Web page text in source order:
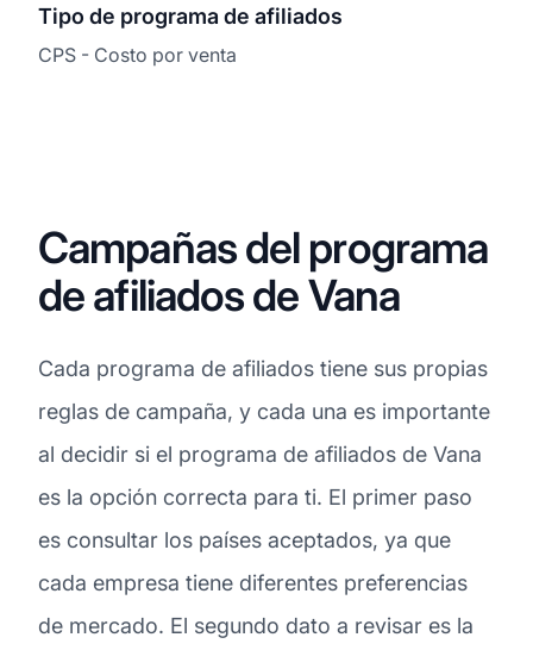
Tipo de programa de afiliados
CPS - Costo por venta
Campañas del programa
de afiliados de Vana
Cada programa de afiliados tiene sus propias
reglas de campaña, y cada una es importante
al decidir si el programa de afiliados de Vana
es la opción correcta para ti. El primer paso
es consultar los países aceptados, ya que
cada empresa tiene diferentes preferencias
de mercado. El segundo dato a revisar es la